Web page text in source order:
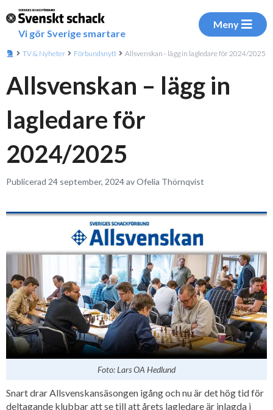
Vi gör Sverige smartare
Meny
TV & Nyheter Förbundsnytt Allsvenskan - lägg in lagledare för 2024/2025
Allsvenskan – lägg in
lagledare för
2024/2025
Publicerad 24 september, 2024 av Ofelia Thörnqvist
Foto: Lars OA Hedlund
Snart drar Allsvenskansäsongen igång och nu är det hög tid för
deltagande klubbar att se till att årets lagledare är inlagda i